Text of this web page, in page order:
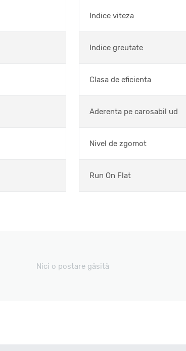
Indice viteza
Indice greutate
Clasa de eficienta
Aderenta pe carosabil ud
Nivel de zgomot
Run On Flat
Nici o postare găsită